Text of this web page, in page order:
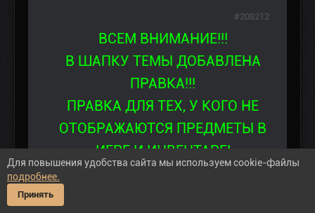
ВСЕМ ВНИМАНИЕ!!!
В ШАПКУ ТЕМЫ ДОБАВЛЕНА
ПРАВКА!!!
ПРАВКА ДЛЯ ТЕХ, У КОГО НЕ
ОТОБРАЖАЮТСЯ ПРЕДМЕТЫ В
ИГРЕ И ИНВЕНТАРЕ!
#208212
Для повышения удобства сайта мы используем cookie-файлы
подробнее.
Принять